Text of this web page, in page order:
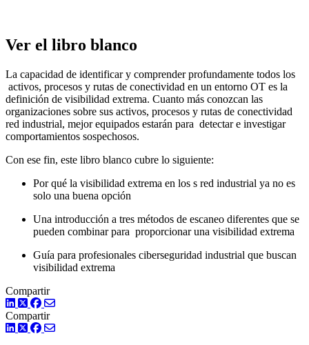
Ver el libro blanco
La capacidad de identificar y comprender profundamente todos los
activos, procesos y rutas de conectividad en un entorno OT es la
definición de visibilidad extrema. Cuanto más conozcan las
organizaciones sobre sus activos, procesos y rutas de conectividad
red industrial, mejor equipados estarán para detectar e investigar
comportamientos sospechosos.
Con ese fin, este libro blanco cubre lo siguiente:
Por qué la visibilidad extrema en los s red industrial ya no es
solo una buena opción
Una introducción a tres métodos de escaneo diferentes que se
pueden combinar para proporcionar una visibilidad extrema
Guía para profesionales ciberseguridad industrial que buscan
visibilidad extrema
Compartir
LinkedIn
TwitterFacebook
Compartir
LinkedIn
TwitterFacebook